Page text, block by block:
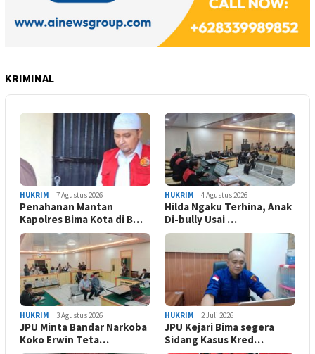
KRIMINAL
HUKRIM 7 Agustus 2026
Penahanan Mantan
Kapolres Bima Kota di B…
HUKRIM 4 Agustus 2026
Hilda Ngaku Terhina, Anak
Di-bully Usai …
HUKRIM 3 Agustus 2026
JPU Minta Bandar Narkoba
Koko Erwin Teta…
HUKRIM 2 Juli 2026
JPU Kejari Bima segera
Sidang Kasus Kred…